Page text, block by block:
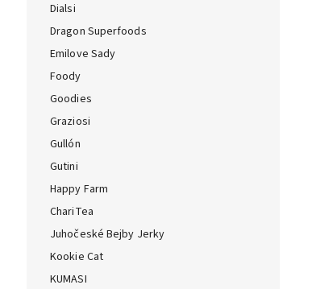
Dialsi
Dragon Superfoods
Emilove Sady
Foody
Goodies
Graziosi
Gullón
Gutini
Happy Farm
ChariTea
Juhočeské Bejby Jerky
Kookie Cat
KUMASI